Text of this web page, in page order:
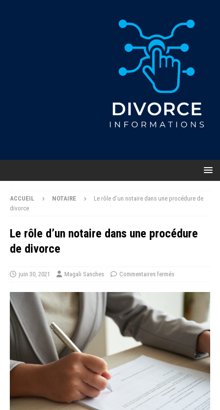
ACCUEIL NOTAIRE
Le rôle d’un notaire dans une procédure de
divorce
Le rôle d’un notaire dans une procédure
de divorce
juin 30, 2021 Magali Sanches Commentaires fermés